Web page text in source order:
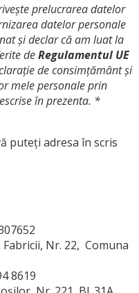
prelucrarea datelor
datelor personale
și declar că am luat la
deRegulamentul UE
de consimțământ și
mele personale prin
în prezenta. *
puteți adresa în scris
Nr. 22, Comuna
8619